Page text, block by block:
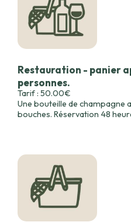
Restauration - panier
personnes.
Tarif : 50.00€
Une bouteille de champagne
bouches. Réservation 48